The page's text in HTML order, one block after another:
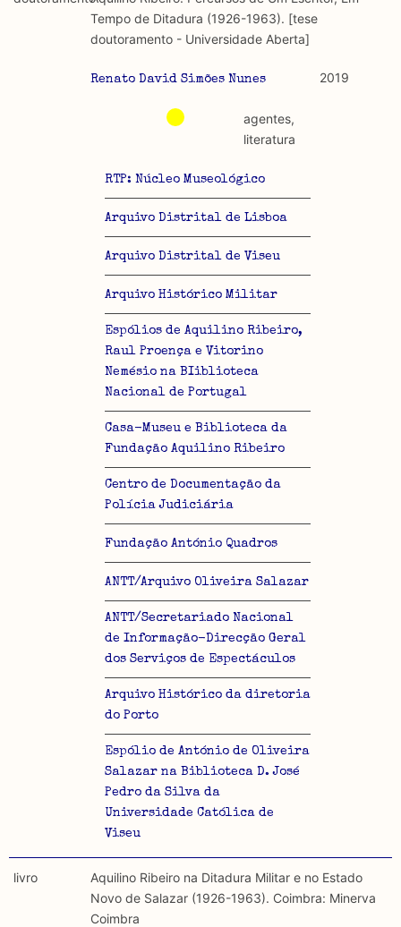
académicos.
A lista procura incluir as publicações mais relevantes
a algumas das publicações que aqui se encontram
discurso e uso da liberdade de expressão. Trata-se de
uma censura que é omnipresente, dado que é
constitutiva do próprio acto de fala.
Regulatória e Constitutiva : são combinadas ambas
.csv para importação em programas de folha de cálculo
Tempo de Ditadura (1926-1963). [tese
doutoramento - Universidade Aberta]
Renato David Simões Nunes 2019
RTP: Núcleo Museológico
Arquivo Distrital de Lisboa
Arquivo Distrital de Viseu
Arquivo Histórico Militar
Espólios de Aquilino Ribeiro,
Raul Proença e Vitorino
Nemésio na BIiblioteca
Nacional de Portugal
Casa-Museu e Biblioteca da
Fundação Aquilino Ribeiro
Centro de Documentação da
Polícia Judiciária
Fundação António Quadros
ANTT/Arquivo Oliveira Salazar
ANTT/Secretariado Nacional
de Informação-Direcção Geral
dos Serviços de Espectáculos
Arquivo Histórico da diretoria
do Porto
Espólio de António de Oliveira
Salazar na Biblioteca D. José
Pedro da Silva da
Universidade Católica de
Viseu
agentes,
literatura
livro
Aquilino Ribeiro na Ditadura Militar e no Estado
Novo de Salazar (1926-1963). Coimbra: Minerva
Coimbra